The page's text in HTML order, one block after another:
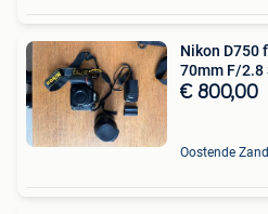
Nikon D750
70mm F/2.8
€ 800,00